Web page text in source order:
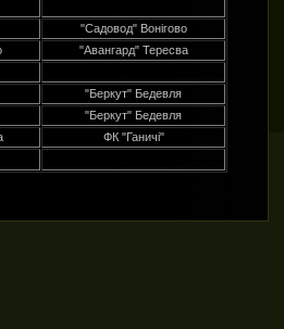
"Садовод" Вонігово
"Авангард" Тересва
"Беркут" Бедевля
"Беркут" Бедевля
ФК "Ганичі"